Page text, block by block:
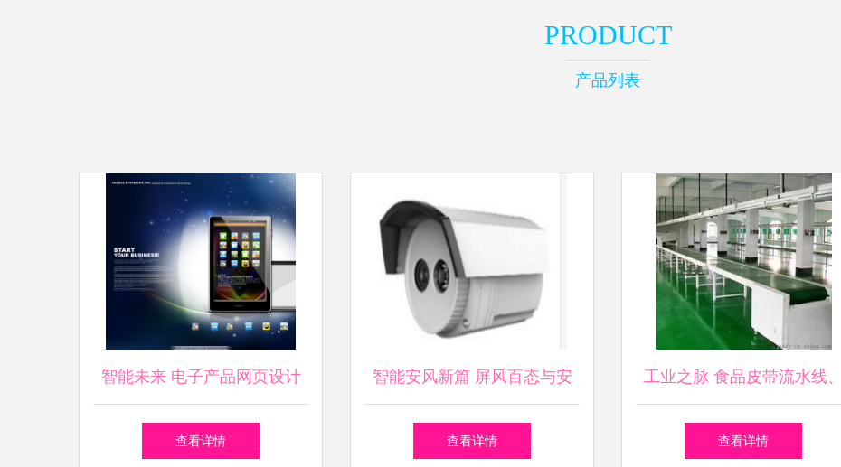
PRODUCT
产品列表
智能未来 电子产品网页设计
灵感与布局模板
查看详情
智能安风新篇 屏风百态与安
防融合的前沿洞察
查看详情
工业之脉 食品皮带流水线、
肉联厂分割线与小型生产线全
查看详情